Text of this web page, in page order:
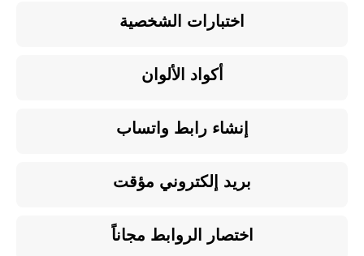
اختبارات الشخصية
أكواد الألوان
إنشاء رابط واتساب
بريد إلكتروني مؤقت
اختصار الروابط مجاناً